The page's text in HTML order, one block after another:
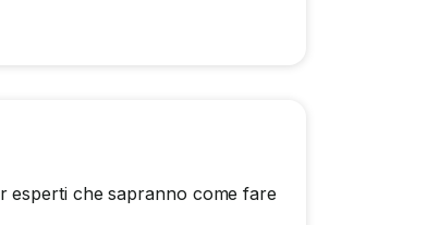
esperti che sapranno come fare